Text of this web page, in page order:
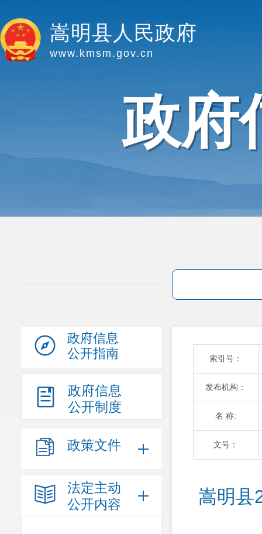
嵩明县人民政府
www.kmsm.gov.cn
政府
政府信息
公开指南
政府信息
公开制度
政策文件
法定主动
公开内容
索引号：
发布机构：
名 称:
文号：
嵩明县